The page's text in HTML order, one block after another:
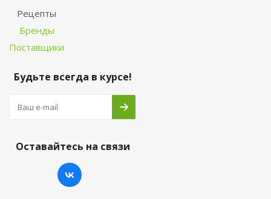
Рецепты
Бренды
Поставщики
Будьте всегда в курсе!
Оставайтесь на связи